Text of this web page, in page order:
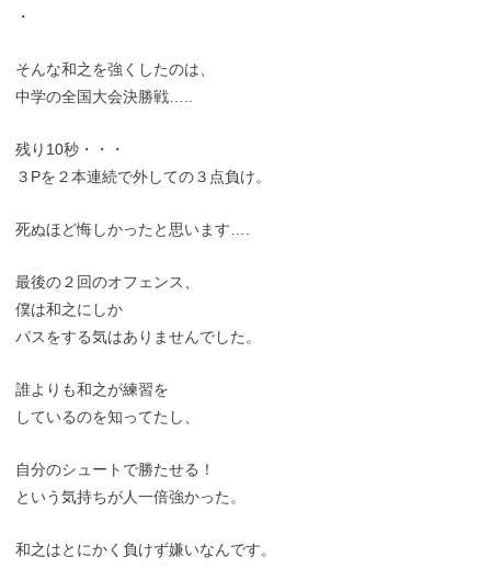
・
そんな和之を強くしたのは、
中学の全国大会決勝戦…..
残り10秒・・・
３Pを２本連続で外しての３点負け。
死ぬほど悔しかったと思います….
最後の２回のオフェンス、
僕は和之にしか
パスをする気はありませんでした。
誰よりも和之が練習を
しているのを知ってたし、
自分のシュートで勝たせる！
という気持ちが人一倍強かった。
和之はとにかく負けず嫌いなんです。